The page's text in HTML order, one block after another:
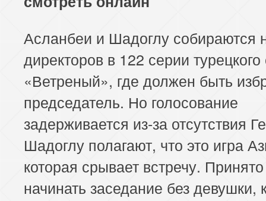
Асланбеи и Шадоглу собираются
директоров в 122 серии
«Ветреный», где должен быть
председатель. Но голосование
задерживается из-за отсутствия
Шадоглу полагают, что это игра
которая срывает встречу.
начинать заседание без девушки,